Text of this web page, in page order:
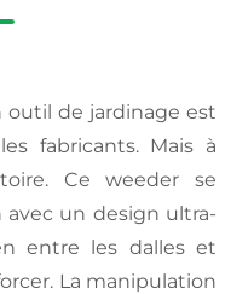
outil de jardinage est
fabricants. Mais à
Ce weeder se
un design ultra-
entre les dalles et
La manipulation